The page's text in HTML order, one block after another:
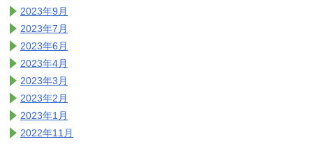
2023年9月
2023年7月
2023年6月
2023年4月
2023年3月
2023年2月
2023年1月
2022年11月